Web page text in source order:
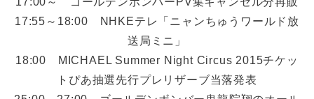
17:55～18:00 NHKEテレ「ニャンちゅうワールド放
送局ミニ」
18:00 MICHAEL Summer Night Circus 2015チケッ
トぴあ抽選先行プレリザーブ当落発表